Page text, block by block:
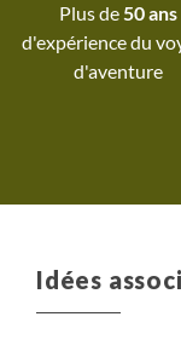
Plus de50 ans
d'expérience du
d'aventure
Idées